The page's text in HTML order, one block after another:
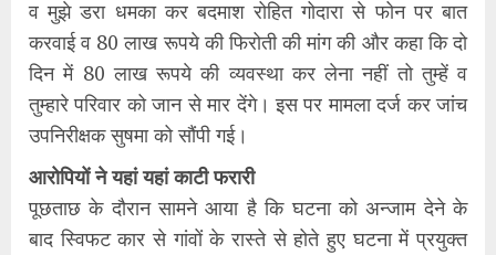
व मुझे डरा धमका कर बदमाश रोहित गोदारा से फोन पर बात
करवाई व 80 लाख रूपये की फिरोती की मांग की और कहा कि दो
दिन में 80 लाख रूपये की व्यवस्था कर लेना नहीं तो तुम्हें व
तुम्हारे परिवार को जान से मार देंगे। इस पर मामला दर्ज कर जांच
उपनिरीक्षक सुषमा को सौंपी गई।
आरोपियों ने यहां यहां काटी फरारी
पूछताछ के दौरान सामने आया है कि घटना को अन्जाम देने के
बाद स्विफट कार से गांवों के रास्ते से होते हुए घटना में प्रयुक्त